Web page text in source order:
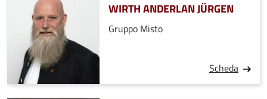
WIRTH ANDERLAN JÜRGEN
Gruppo Misto
Scheda